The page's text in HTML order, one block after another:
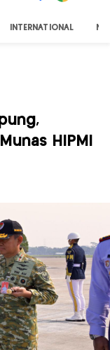
INTERNATIONAL
HIPMI